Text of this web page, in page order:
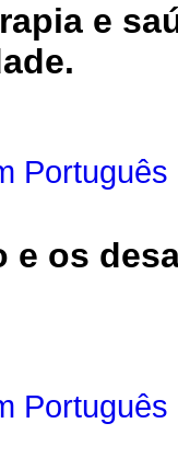
e
Português
e os
Português